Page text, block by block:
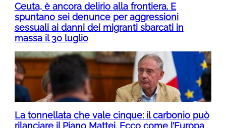
Ceuta, è ancora delirio alla frontiera. E
spuntano sei denunce per aggressioni
sessuali ai danni dei migranti sbarcati in
massa il 30 luglio
La tonnellata che vale cinque: il carbonio può
rilanciare il Piano Mattei. Ecco come l’Europa